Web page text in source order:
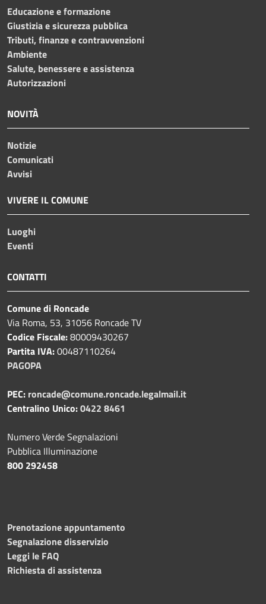
Educazione e formazione
Giustizia e sicurezza pubblica
Tributi, finanze e contravvenzioni
Ambiente
Salute, benessere e assistenza
Autorizzazioni
NOVITÀ
Notizie
Comunicati
Avvisi
VIVERE IL COMUNE
Luoghi
Eventi
CONTATTI
Comune di Roncade
Via Roma, 53, 31056 Roncade TV
Codice Fiscale:80009430267
Partita IVA:00487110264
PAGOPA
PEC: roncade@comune.roncade.legalmail.it
Centralino Unico:0422 8461
Numero Verde Segnalazioni
Pubblica Illuminazione
800 292458
Prenotazione appuntamento
Segnalazione disservizio
Leggi le FAQ
Richiesta di assistenza